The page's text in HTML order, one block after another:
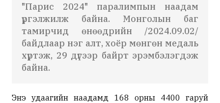
"Парис 2024" паралимпын наадам
үргэлжилж байна. Монголын баг
тамирчид өнөөдрийн /2024.09.02/
байдлаар нэг алт, хоёр мөнгөн медаль
хүртэж, 29 дүгээр байрт эрэмбэлэгдэж
байна.
Энэ удаагийн наадамд 168 орны 4400 гаруй